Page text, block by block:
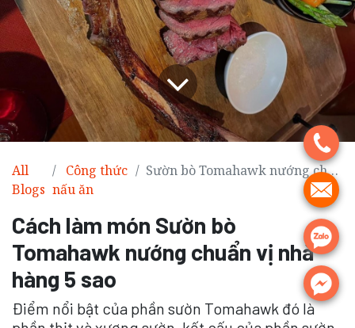
.
.
.
.
All
Blogs
Công thức
nấu ăn
Sườn bò Tomahawk nướng chuẩn vị nhà hàng 5 sao
Cách làm món Sườn bò
Tomahawk nướng chuẩn vị nhà
hàng 5 sao
Điểm nổi bật của phần sườn Tomahawk đó là